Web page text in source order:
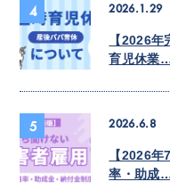
2026.1.29
【2026
育児休業
4
2026.6.8
【2026
率・助成
5